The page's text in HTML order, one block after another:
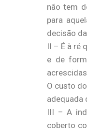
não tem
para
decisão
II – É à ré
e de
O custo
adequada
III – A
coberto